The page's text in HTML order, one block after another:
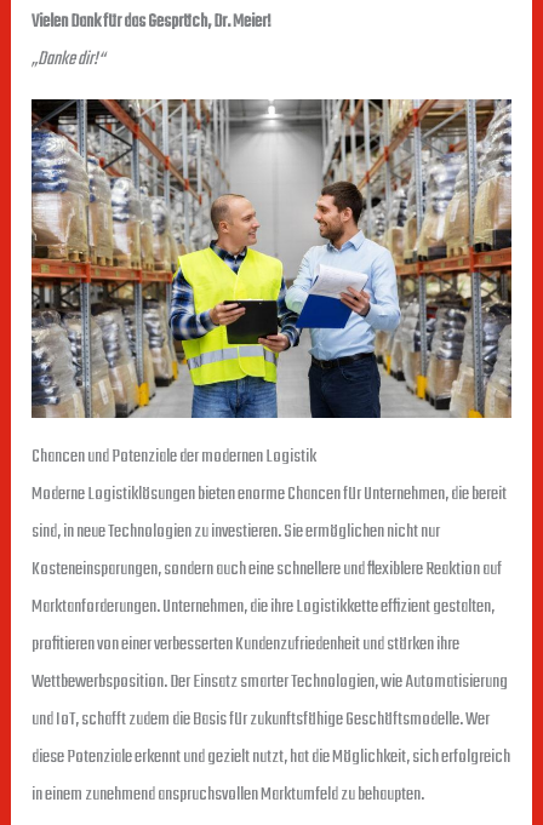
Vielen Dank für das Gespräch, Dr. Meier!
„Danke dir!“
Chancen und Potenziale der modernen Logistik
Moderne Logistiklösungen bieten enorme Chancen für Unternehmen, die bereit
sind, in neue Technologien zu investieren. Sie ermöglichen nicht nur
Kosteneinsparungen, sondern auch eine schnellere und flexiblere Reaktion auf
Marktanforderungen. Unternehmen, die ihre Logistikkette effizient gestalten,
profitieren von einer verbesserten Kundenzufriedenheit und stärken ihre
Wettbewerbsposition. Der Einsatz smarter Technologien, wie Automatisierung
und IoT, schafft zudem die Basis für zukunftsfähige Geschäftsmodelle. Wer
diese Potenziale erkennt und gezielt nutzt, hat die Möglichkeit, sich erfolgreich
in einem zunehmend anspruchsvollen Marktumfeld zu behaupten.